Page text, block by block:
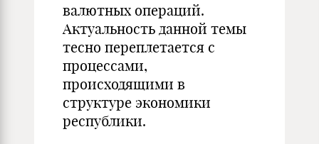
валютных операций.
Актуальность данной темы
тесно переплетается с
процессами,
происходящими в
структуре экономики
республики.